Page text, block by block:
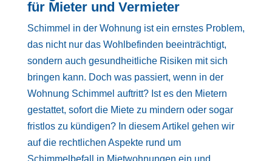
für Mieter und Vermieter
Schimmel in der Wohnung ist ein ernstes Problem,
das nicht nur das Wohlbefinden beeinträchtigt,
sondern auch gesundheitliche Risiken mit sich
bringen kann. Doch was passiert, wenn in der
Wohnung Schimmel auftritt? Ist es den Mietern
gestattet, sofort die Miete zu mindern oder sogar
fristlos zu kündigen? In diesem Artikel gehen wir
auf die rechtlichen Aspekte rund um